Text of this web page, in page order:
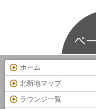
ホーム
北新地マップ
ラウンジ一覧